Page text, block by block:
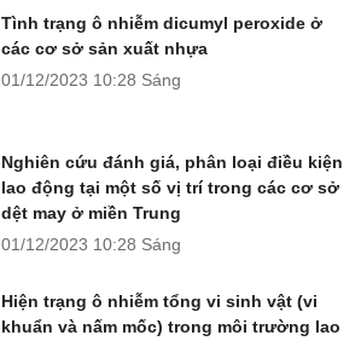
Tình trạng ô nhiễm dicumyl peroxide ở
các cơ sở sản xuất nhựa
01/12/2023 10:28 Sáng
Nghiên cứu đánh giá, phân loại điều kiện
lao động tại một số vị trí trong các cơ sở
dệt may ở miền Trung
01/12/2023 10:28 Sáng
Hiện trạng ô nhiễm tổng vi sinh vật (vi
khuẩn và nấm mốc) trong môi trường lao